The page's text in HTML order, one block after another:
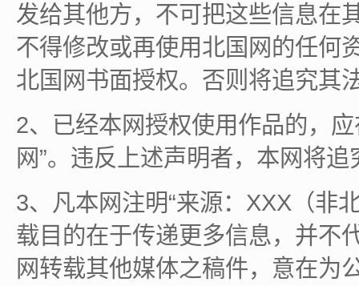
发给其他方，不可把这些信息在
不得修改或再使用北国网的任何
北国网书面授权。否则将追究其
2、已经本网授权使用作品的，
网”。违反上述声明者，本网将
3、凡本网注明“来源：XXX（非
载目的在于传递更多信息，并不
网转载其他媒体之稿件，意在为